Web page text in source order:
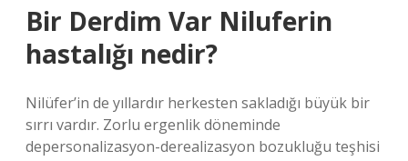
Bir Derdim Var Niluferin
hastalığı nedir?
Nilüfer’in de yıllardır herkesten sakladığı büyük bir
sırrı vardır. Zorlu ergenlik döneminde
depersonalizasyon-derealizasyon bozukluğu teşhisi